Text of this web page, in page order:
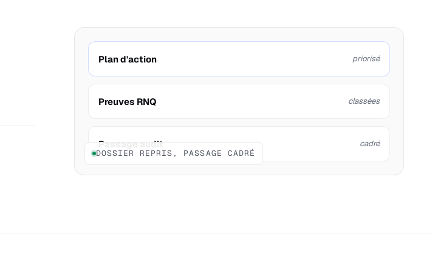
Plan d'action priorisé
Preuves RNQ classées
Passage audit
cadré
DOSSIER REPRIS, PASSAGE CADRÉ